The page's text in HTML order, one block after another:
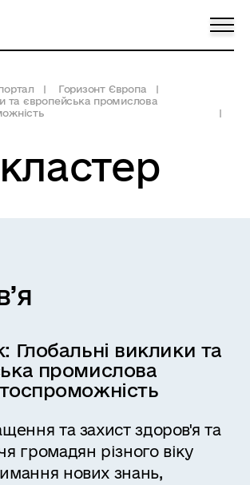
Горизонт Європа
та європейська промислова
Глобальні виклики та
промислова
та захист здоров'я та
громадян різного віку
нових знань,